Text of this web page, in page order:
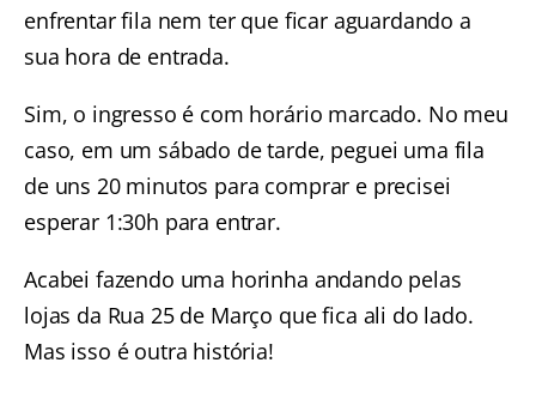
enfrentar fila nem ter que ficar aguardando a
sua hora de entrada.
Sim, o ingresso é com horário marcado. No meu
caso, em um sábado de tarde, peguei uma fila
de uns 20 minutos para comprar e precisei
esperar 1:30h para entrar.
Acabei fazendo uma horinha andando pelas
lojas da Rua 25 de Março que fica ali do lado.
Mas isso é outra história!